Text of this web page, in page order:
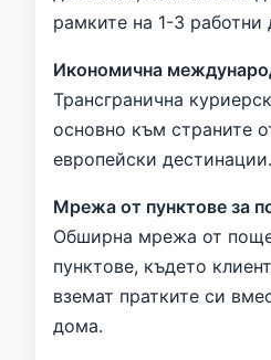
рамките на 1-3 работни
Икономична
Трансгранична
основно към страните
европейски дестинации.
Мрежа от пунктове за
Обширна мрежа от
пунктове, където
вземат пратките си
дома.